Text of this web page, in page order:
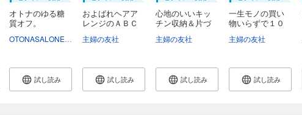
落合敏
オトナのゆる糖
質オフ。
試し読み
およばれヘアア
レンジのＡＢＣ
主婦の友社
試し読み
心地のいいキッ
チン収納＆片づ
主婦の友社
試し読み
一生モノの買い
物いらずで１０
主婦の友社
試し読み